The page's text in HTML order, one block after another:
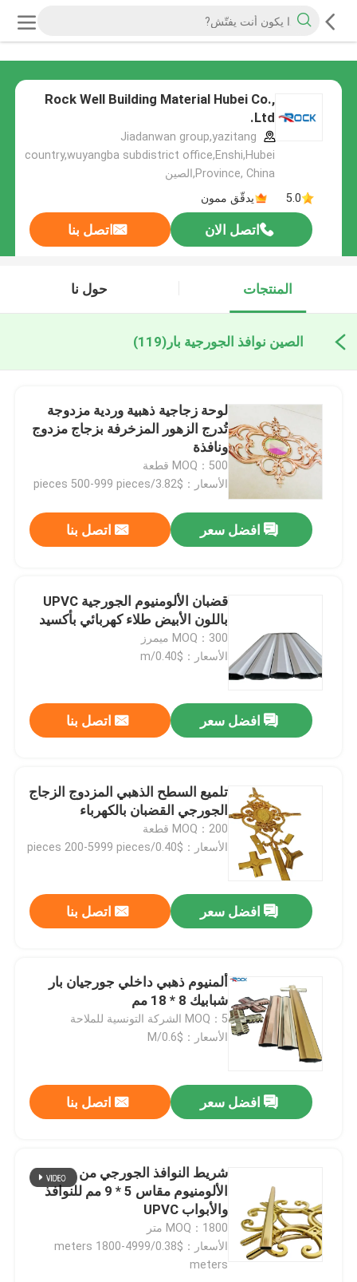
Rock Well Building Material Hubei Co.,
Ltd.
Jiadanwan group,yazitang
country,wuyangba subdistrict office,Enshi,Hubei
Province, China,الصين
5.0
يدقّق ممون
اتصل الان اتصل بنا
المنتجات حول نا
الصين نوافذ الجورجية بار (119)
لوحة زجاجية ذهبية وردية مزدوجة
تُدرج الزهور المزخرفة بزجاج مزدوج
ونافذة
MOQ：500 قطعة
الأسعار：$3.82/pieces 500-999 pieces
افضل سعر اتصل بنا
قضبان الألومنيوم الجورجية UPVC
باللون الأبيض طلاء كهربائي بأكسيد
MOQ：300 ميمرز
الأسعار：$0.40/m
افضل سعر اتصل بنا
تلميع السطح الذهبي المزدوج الزجاج
الجورجي القضبان بالكهرباء
MOQ：200 قطعة
الأسعار：$0.40/pieces 200-5999 pieces
افضل سعر اتصل بنا
ألمنيوم ذهبي داخلي جورجيان بار
شبابيك 8 * 18 مم
MOQ：5 الشركة التونسية للملاحة
الأسعار：$0.6/M
افضل سعر اتصل بنا
شريط النوافذ الجورجي من
الألومنيوم مقاس 5 * 9 مم للنوافذ
والأبواب UPVC
MOQ：1800 متر
الأسعار：$0.38/meters 1800-4999
meters